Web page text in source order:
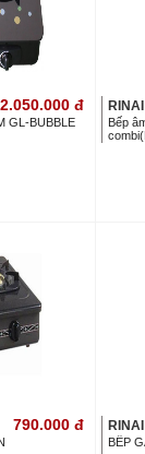
2.050.000 đ
GL-BUBBLE
RINAI
Bếp
790.000 đ RINAI
BẾP